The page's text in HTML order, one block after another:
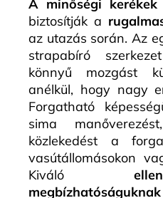
A minőségi kerékek
biztosítják a
az utazás során. Az
strapabíró
könnyű mozgást
anélkül, hogy nagy
Forgatható
sima
közlekedést a
vasútállomásokon
Kiváló
megbízhatóságuknak